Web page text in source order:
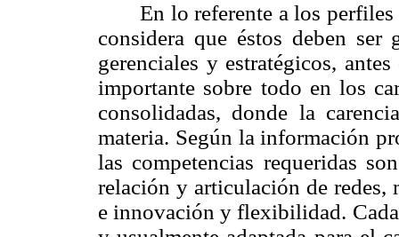
En lo referente a los
considera que éstos deben ser
gerenciales y estratégicos,
importante sobre todo en los
consolidadas, donde la
materia. Según la información
las competencias requeridas
relación y articulación de redes,
e innovación y flexibilidad.